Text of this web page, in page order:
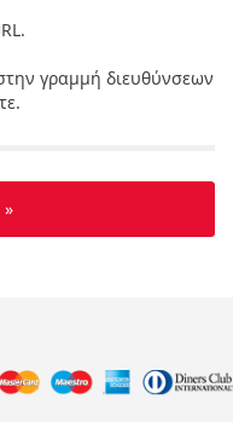
γραμμή διευθύνσεων
»